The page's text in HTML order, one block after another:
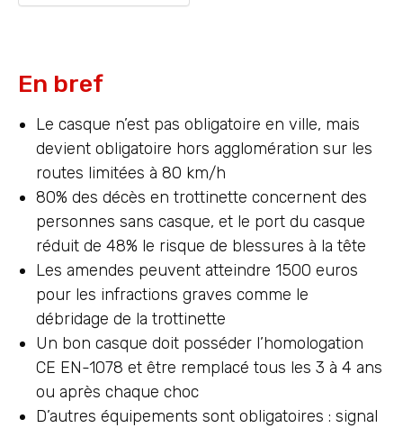
En bref
Le casque n’est pas obligatoire en ville, mais
devient obligatoire hors agglomération sur les
routes limitées à 80 km/h
80% des décès en trottinette concernent des
personnes sans casque, et le port du casque
réduit de 48% le risque de blessures à la tête
Les amendes peuvent atteindre 1500 euros
pour les infractions graves comme le
débridage de la trottinette
Un bon casque doit posséder l’homologation
CE EN-1078 et être remplacé tous les 3 à 4 ans
ou après chaque choc
D’autres équipements sont obligatoires : signal